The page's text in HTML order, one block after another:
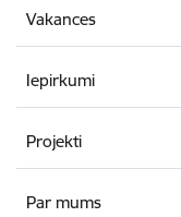
Vakances
Iepirkumi
Projekti
Par mums